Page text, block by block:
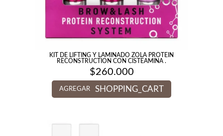
KIT DE LIFTING Y LAMINADO ZOLA PROTEIN
RECONSTRUCTION CON CISTEAMINA .
$260.000
AGREGAR SHOPPING_CART